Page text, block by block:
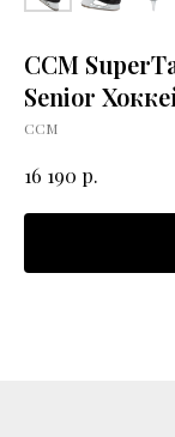
CCM
Senior
CCM
16 190 р.